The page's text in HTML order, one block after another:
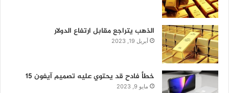
الذهب يتراجع مقابل ارتفاع الدولار
أبريل 19, 2023
خطأ فادح قد يحتوي عليه تصميم آيفون 15
مايو 9, 2023